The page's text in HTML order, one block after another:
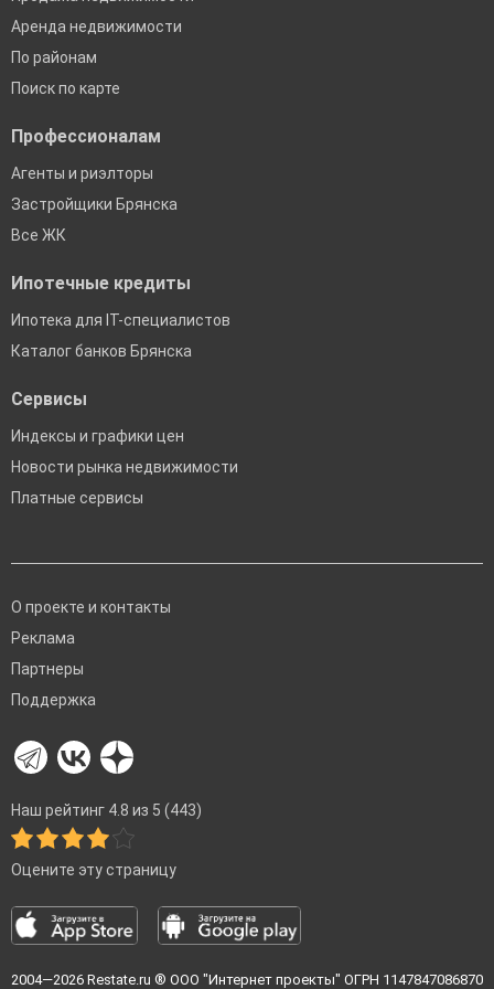
Аренда недвижимости
По районам
Поиск по карте
Профессионалам
Агенты и риэлторы
Застройщики Брянска
Все ЖК
Ипотечные кредиты
Ипотека для IT-специалистов
Каталог банков Брянска
Сервисы
Индексы и графики цен
Новости рынка недвижимости
Платные сервисы
О проекте и контакты
Реклама
Партнеры
Поддержка
Наш рейтинг 4.8 из 5 (443)
Оцените эту страницу
2004—2026 Restate.ru ® ООО "Интернет проекты" ОГРН 1147847086870